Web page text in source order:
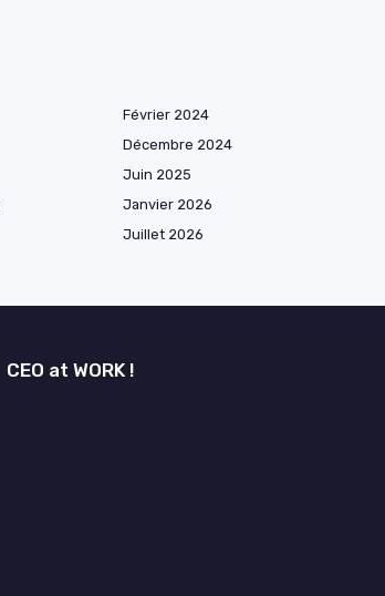
Février 2024
Décembre 2024
Juin 2025
Janvier 2026
Juillet 2026
CEO at WORK !